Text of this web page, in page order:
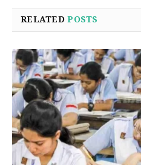
RELATEDPOSTS